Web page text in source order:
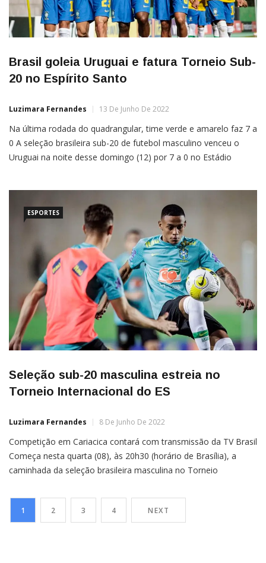
Brasil goleia Uruguai e fatura Torneio Sub-
20 no Espírito Santo
Luzimara Fernandes 13 De Junho De 2022
Na última rodada do quadrangular, time verde e amarelo faz 7 a
0 A seleção brasileira sub-20 de futebol masculino venceu o
Uruguai na noite desse domingo (12) por 7 a 0 no Estádio
ESPORTES
Seleção sub-20 masculina estreia no
Torneio Internacional do ES
Luzimara Fernandes 8 De Junho De 2022
Competição em Cariacica contará com transmissão da TV Brasil
Começa nesta quarta (08), às 20h30 (horário de Brasília), a
caminhada da seleção brasileira masculina no Torneio
Kléber Andrade, em Cariacica. O Brasil encara o Paraguai no
primeiro de três compromissos que terão transmissão ao vivo
1 2 3 4 NEXT